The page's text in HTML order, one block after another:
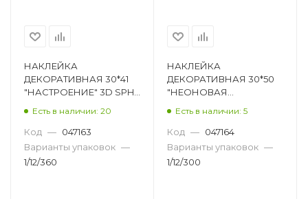
НАКЛЕЙКА
ДЕКОРАТИВНАЯ 30*41
"НАСТРОЕНИЕ" 3D SPH-
Есть в наличии: 20
Код — 047163
Варианты упаковок —
1/12/360
НАКЛЕЙКА
ДЕКОРАТИВНАЯ 30*50
"НЕОНОВАЯ
Есть в наличии: 5
Код — 047164
Варианты упаковок —
1/12/300